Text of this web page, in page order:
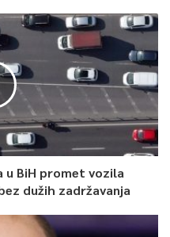
krajem 2021. godine, ova
saradnju u trgovini.
za investiranje u
da su poslovni forumi,
redovno učestvuju
razmotre mogućnosti za
Saifuddin Abdullah je
za saradnju u oblastima
sportske diplomatije i
u BiH promet vozila
dužih zadržavanja